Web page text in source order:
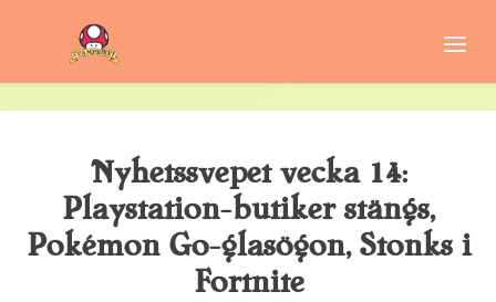
Nyhetssvepet vecka 14:
Playstation-butiker stängs,
Pokémon Go-glasögon, Stonks i
Fortnite